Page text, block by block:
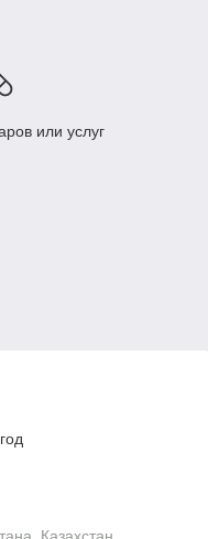
или услуг